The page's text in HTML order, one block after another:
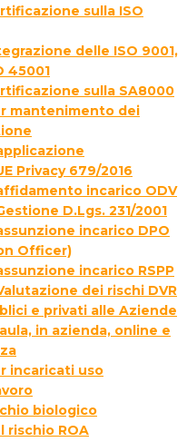
sulla ISO
delle ISO 9001,
45001
sulla SA8000
mantenimento dei
Privacy 679/2016
incarico ODV
D.Lgs. 231/2001
incarico DPO
Officer)
incarico RSPP
dei rischi DVR
e privati alle Aziende
in azienda, online e
incaricati uso
biologico
rischio ROA